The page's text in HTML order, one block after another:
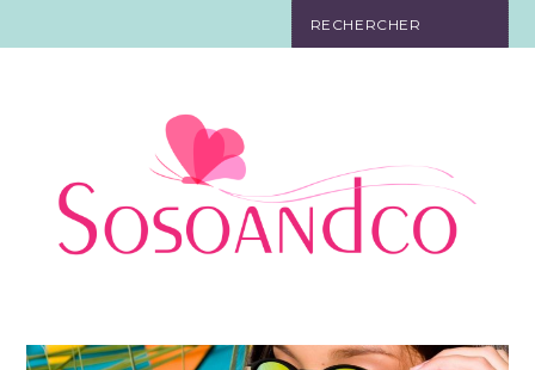
SO EN FORME
SO IN LOVE